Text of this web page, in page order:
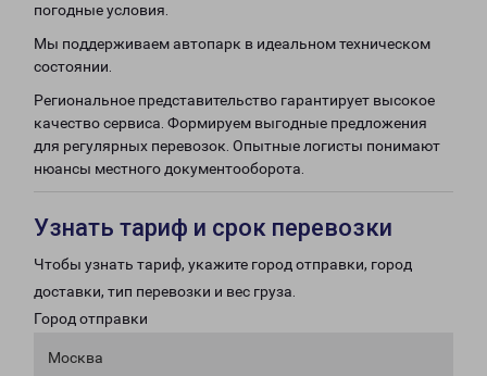
погодные условия.
Мы поддерживаем автопарк в идеальном техническом
состоянии.
Региональное представительство гарантирует высокое
качество сервиса. Формируем выгодные предложения
для регулярных перевозок. Опытные логисты понимают
нюансы местного документооборота.
Узнать тариф и срок перевозки
Чтобы узнать тариф, укажите город отправки, город
доставки, тип перевозки и вес груза.
Город отправки
Москва